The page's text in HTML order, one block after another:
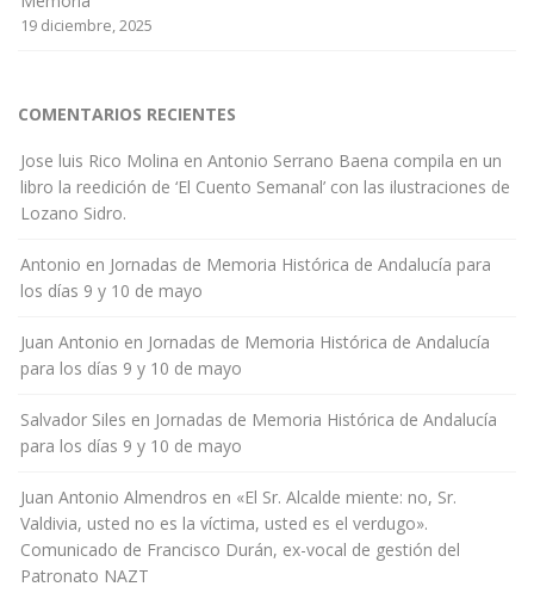
19 diciembre, 2025
COMENTARIOS RECIENTES
Jose luis Rico Molina en Antonio Serrano Baena compila en un
libro la reedición de ‘El Cuento Semanal’ con las ilustraciones de
Lozano Sidro.
Antonio en Jornadas de Memoria Histórica de Andalucía para
los días 9 y 10 de mayo
Juan Antonio en Jornadas de Memoria Histórica de Andalucía
para los días 9 y 10 de mayo
Salvador Siles en Jornadas de Memoria Histórica de Andalucía
para los días 9 y 10 de mayo
Juan Antonio Almendros en «El Sr. Alcalde miente: no, Sr.
Valdivia, usted no es la víctima, usted es el verdugo».
Comunicado de Francisco Durán, ex-vocal de gestión del
Patronato NAZT